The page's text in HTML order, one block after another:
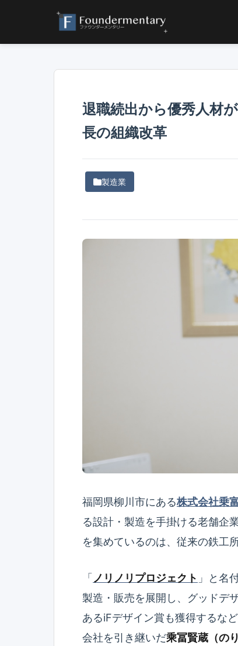
退職続出から優秀人材
長の組織改革
製造業
福岡県柳川市にある株式会社乗
る設計・製造を手掛ける老舗企
を集めているのは、従来の鉄工
「 ノリノリプロジェクト 」と名
製造・販売を展開し、グッドデ
あるiFデザイン賞も獲得するな
会社を引き継いだ乘冨賢蔵（の